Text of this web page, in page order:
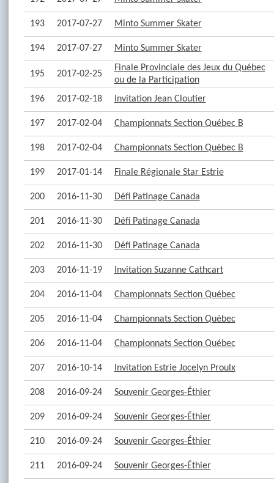
193 2017-07-27 Minto Summer Skater
194 2017-07-27 Minto Summer Skater
195 2017-02-25
Finale Provinciale des Jeux du Québec
ou de la Participation
196
2017-02-18 Invitation Jean Cloutier
197 2017-02-04 Championnats Section Québec B
198 2017-02-04 Championnats Section Québec B
199 2017-01-14 Finale Régionale Star Estrie
200 2016-11-30 Défi Patinage Canada
201 2016-11-30 Défi Patinage Canada
202 2016-11-30 Défi Patinage Canada
203 2016-11-19 Invitation Suzanne Cathcart
204 2016-11-04 Championnats Section Québec
205 2016-11-04 Championnats Section Québec
206 2016-11-04 Championnats Section Québec
207 2016-10-14 Invitation Estrie Jocelyn Proulx
208 2016-09-24 Souvenir Georges-Éthier
209 2016-09-24 Souvenir Georges-Éthier
210 2016-09-24 Souvenir Georges-Éthier
211 2016-09-24 Souvenir Georges-Éthier